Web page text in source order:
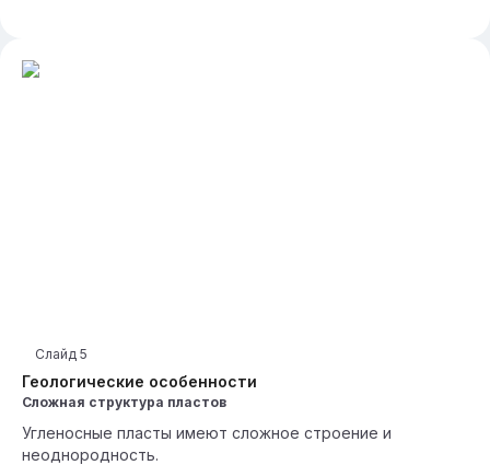
Геологические особенности
Слайд 5
Сложная структура пластов
Угленосные пласты имеют сложное строение и
неоднородность.